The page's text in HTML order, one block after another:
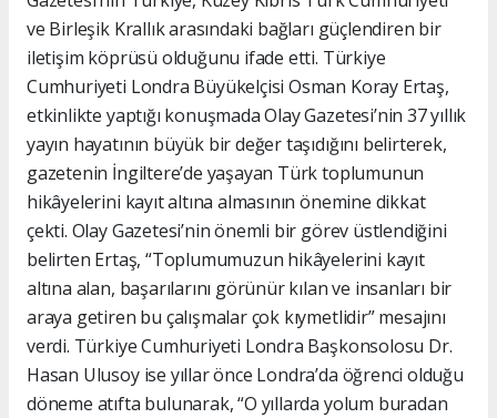
ve Birleşik Krallık arasındaki bağları güçlendiren bir
iletişim köprüsü olduğunu ifade etti. Türkiye
Cumhuriyeti Londra Büyükelçisi Osman Koray Ertaş,
etkinlikte yaptığı konuşmada Olay Gazetesi’nin 37 yıllık
yayın hayatının büyük bir değer taşıdığını belirterek,
gazetenin İngiltere’de yaşayan Türk toplumunun
hikâyelerini kayıt altına almasının önemine dikkat
çekti. Olay Gazetesi’nin önemli bir görev üstlendiğini
belirten Ertaş, “Toplumumuzun hikâyelerini kayıt
altına alan, başarılarını görünür kılan ve insanları bir
araya getiren bu çalışmalar çok kıymetlidir” mesajını
verdi. Türkiye Cumhuriyeti Londra Başkonsolosu Dr.
Hasan Ulusoy ise yıllar önce Londra’da öğrenci olduğu
döneme atıfta bulunarak, “O yıllarda yolum buradan